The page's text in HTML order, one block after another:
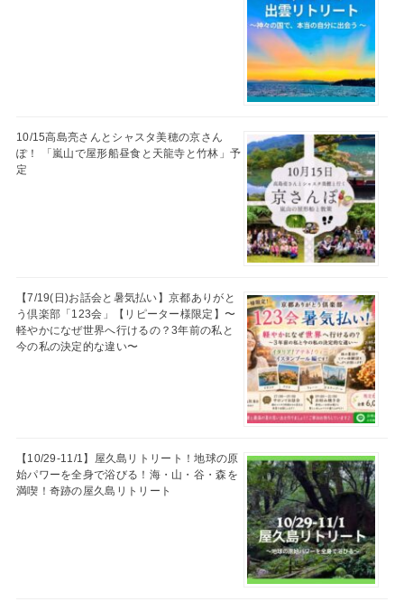
10/15高島亮さんとシャスタ美穂の京さん
ぽ！ 「嵐山で屋形船昼食と天龍寺と竹林」予
定
【7/19(日)お話会と暑気払い】京都ありがと
う倶楽部「123会」【リピーター様限定】〜
軽やかになぜ世界へ行けるの？3年前の私と
今の私の決定的な違い〜
【10/29-11/1】屋久島リトリート！地球の原
始パワーを全身で浴びる！海・山・谷・森を
満喫！奇跡の屋久島リトリート